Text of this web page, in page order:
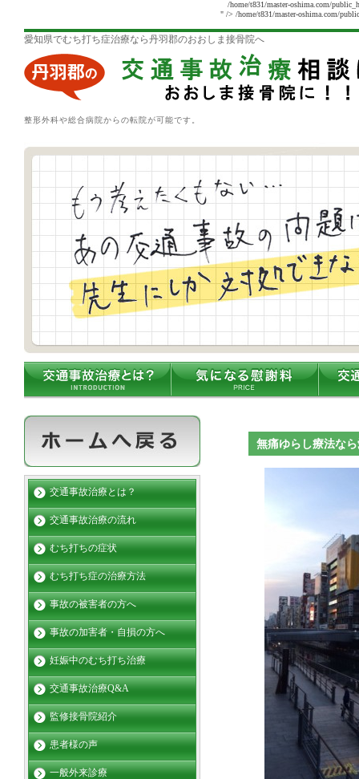
/home/t831/master-oshima.com/
" /> /home/t831/master-oshima.com/
愛知県でむち打ち症治療なら丹羽郡のおおしま接骨院へ
整形外科や総合病院からの転院が可能です。
無痛ゆらし療法な
交通事故治療とは？
交通事故治療の流れ
むち打ちの症状
むち打ち症の治療方法
事故の被害者の方へ
事故の加害者・自損の方へ
妊娠中のむち打ち治療
交通事故治療Q&A
監修接骨院紹介
患者様の声
一般外来診療